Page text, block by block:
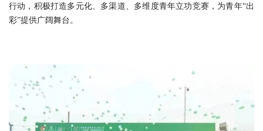
行动，积极打造多元化、多渠道、多维度青年立功竞赛，为青年“出
彩”提供广阔舞台。